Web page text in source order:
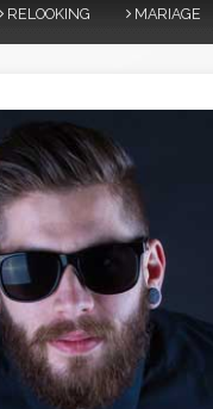
RELOOKING MARIAGE